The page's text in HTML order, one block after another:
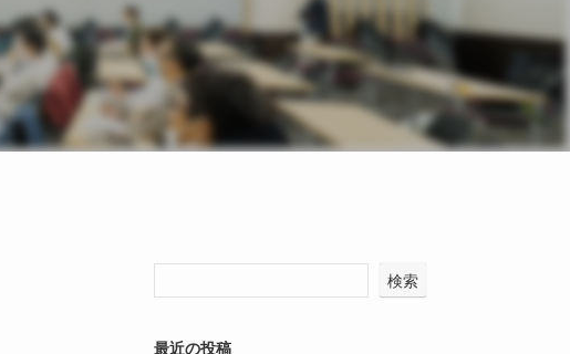
検索
最近の投稿